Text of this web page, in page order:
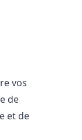
vos
de
et de